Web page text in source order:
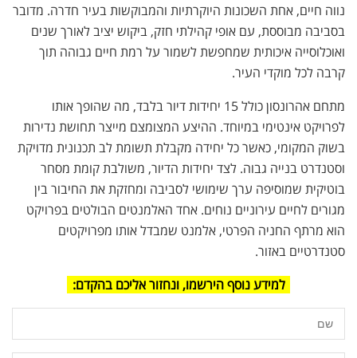
נווה חיים, אחת השכונות היוקרתיות והמבוקשות בעיר חדרה. מדובר
בסביבה מבוססת, עם אופי קהילתי חזק, ביקוש יציב לאורך שנים
ואוכלוסייה איכותית שמחפשת לשמור על רמת חיים גבוהה תוך
קרבה לכל מוקדי העיר.
מתחם אהרונסון כולל 15 יחידות דיור בלבד, מה שהופך אותו
לפרויקט אינטימי במיוחד. ההיצע המצומצם מייצר תחושת נדירות
בשוק המקומי, כאשר כל יחידה מקבלת תשומת לב תכנונית מדויקת
וסטנדרט בנייה גבוה. לצד יחידות הדיור, משולבת קומת מסחר
בוטיקית שמוסיפה ערך שימושי לסביבה ומחזקת את החיבור בין
מגורים לחיים עירוניים נוחים. אחד האלמנטים הבולטים בפרויקט
הוא מרתף החניה הפרטי, אלמנט שמבדל אותו מפרויקטים
סטנדרטיים באזור.
למידע נוסף הירשמו, ונחזור אליכם בהקדם: